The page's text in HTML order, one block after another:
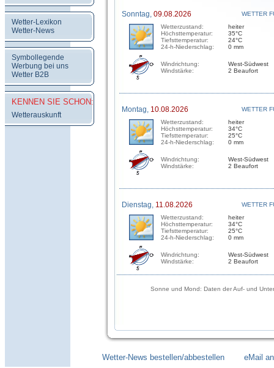
Wetter-Lexikon
Wetter-News
Symbollegende
Werbung bei uns
Wetter B2B
KENNEN SIE SCHON:
Wetterauskunft
Sonntag, 09.08.2026
WETTER
Wetterzustand:
Höchsttemperatur:
Tiefsttemperatur:
24-h-Niederschlag:
heiter
35°C
24°C
0 mm
Windrichtung:
Windstärke:
West-Südwest
2 Beaufort
Montag, 10.08.2026
WETTER
Wetterzustand:
Höchsttemperatur:
Tiefsttemperatur:
24-h-Niederschlag:
heiter
34°C
25°C
0 mm
Windrichtung:
Windstärke:
West-Südwest
2 Beaufort
Dienstag, 11.08.2026
WETTER
Wetterzustand:
Höchsttemperatur:
Tiefsttemperatur:
24-h-Niederschlag:
heiter
34°C
25°C
0 mm
Windrichtung:
Windstärke:
West-Südwest
2 Beaufort
Sonne und Mond: Daten der Auf- und
Wetter-News bestellen/abbestellen eMail